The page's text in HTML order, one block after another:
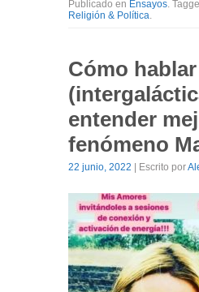
Publicado en Ensayos.
Religión & Política.
Cómo
entender
fenómeno
22 junio, 2022 | Escrito por